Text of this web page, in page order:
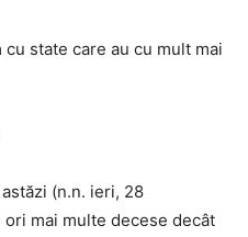
state care au cu mult mai
(n.n. ieri, 28
mai multe decese decât